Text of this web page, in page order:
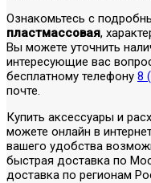
Ознакомьтесь с
пластмассовая,
Вы можете уточнить
интересующие вас
бесплатному телефону 8
почте.
Купить аксессуары и
можете онлайн в
вашего удобства
быстрая доставка по
доставка по регионам